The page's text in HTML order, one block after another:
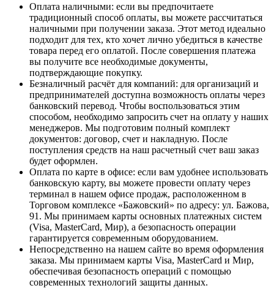
Оплата наличными: если вы предпочитаете
традиционный способ оплаты, вы можете рассчитаться
наличными при получении заказа. Этот метод идеально
подходит для тех, кто хочет лично убедиться в качестве
товара перед его оплатой. После совершения платежа
вы получите все необходимые документы,
подтверждающие покупку.
Безналичный расчёт для компаний: для организаций и
предпринимателей доступна возможность оплаты через
банковский перевод. Чтобы воспользоваться этим
способом, необходимо запросить счет на оплату у наших
менеджеров. Мы подготовим полный комплект
документов: договор, счет и накладную. После
поступления средств на наш расчетный счет ваш заказ
будет оформлен.
Оплата по карте в офисе: если вам удобнее использовать
банковскую карту, вы можете провести оплату через
терминал в нашем офисе продаж, расположенном в
Торговом комплексе «Бажовский» по адресу: ул. Бажова,
91. Мы принимаем карты основных платежных систем
(Visa, MasterCard, Мир), а безопасность операции
гарантируется современным оборудованием.
Непосредственно на нашем сайте во время оформления
заказа. Мы принимаем карты Visa, MasterCard и Мир,
обеспечивая безопасность операций с помощью
современных технологий защиты данных.